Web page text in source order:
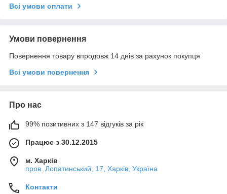
Всі умови оплати
Умови повернення
Повернення товару впродовж 14 днів за рахунок покупця
Всі умови повернення
Про нас
99% позитивних з 147 відгуків за рік
Працює з 30.12.2015
м. Харків
пров. Лопатинський, 17, Харків, Україна
Контакти